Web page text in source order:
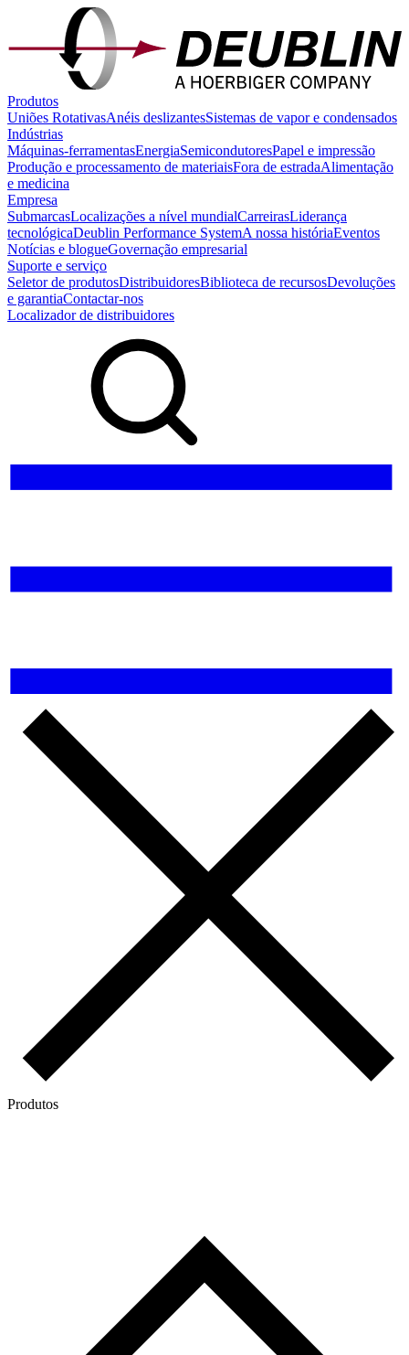
Produtos
Uniões RotativasAnéis deslizantesSistemas de vapor e condensados
Indústrias
Máquinas-ferramentasEnergiaSemicondutoresPapel e impressão
Produção e processamento de materiaisFora de estradaAlimentação
e medicina
Empresa
SubmarcasLocalizações a nível mundialCarreirasLiderança
tecnológicaDeublin Performance SystemA nossa históriaEventos
Notícias e blogueGovernação empresarial
Suporte e serviço
Seletor de produtosDistribuidoresBiblioteca de recursosDevoluções
e garantiaContactar-nos
Localizador de distribuidores
Produtos